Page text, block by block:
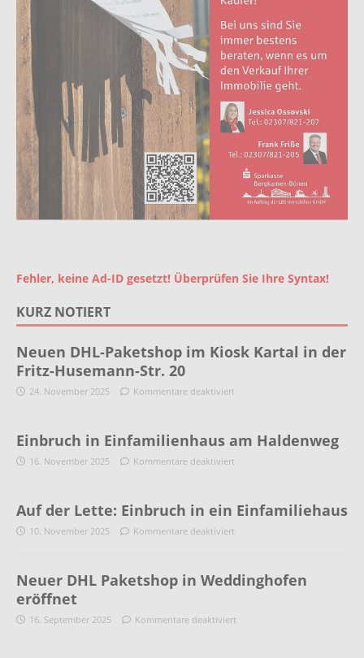
Fehler, keine Ad-ID gesetzt! Überprüfen Sie Ihre Syntax!
KURZ NOTIERT
Neuen DHL-Paketshop im Kiosk Kartal in der
Fritz-Husemann-Str. 20
24. November 2025 Kommentare deaktiviert
Einbruch in Einfamilienhaus am Haldenweg
16. November 2025 Kommentare deaktiviert
Auf der Lette: Einbruch in ein Einfamiliehaus
10. November 2025 Kommentare deaktiviert
Neuer DHL Paketshop in Weddinghofen
eröffnet
16. September 2025 Kommentare deaktiviert